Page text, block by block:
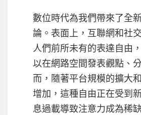
數位時代為我們帶來了全
論。表面上，互聯網和社
人們前所未有的表達自由
以在網路空間發表觀點、
而，隨著平台規模的擴大
增加，這種自由正在受到
息過載導致注意力成為稀